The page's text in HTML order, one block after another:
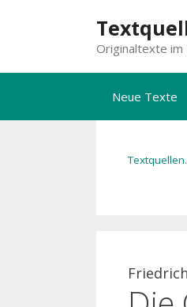
Originaltexte
Neue Texte